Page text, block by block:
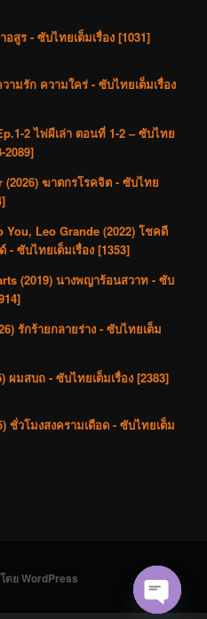
อสูร - ซับไทยเต็มเรื่อง [1031]
ามรัก ความใคร่ - ซับไทยเต็มเรื่อง
2 ไพ่ผีเล่า ตอนที่ 1-2 – ซับไทย
2089]
(2026) ฆาตกรโรคจิต - ซับไทย
You, Leo Grande (2022) โชคดี
- ซับไทยเต็มเรื่อง [1353]
(2019) นางพญาร้อนสวาท - ซับ
รักร้ายกลายร่าง - ซับไทยเต็ม
ผมสบถ - ซับไทยเต็มเรื่อง [2383]
ชั่วโมงสงครามเดือด - ซับไทยเต็ม
ดย WordPress